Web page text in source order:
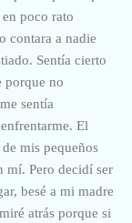
poco rato
contara a nadie
Sentía cierto
porque no
sentía
El
mis pequeños
mí. Pero decidí ser
besé a mi madre
atrás porque si